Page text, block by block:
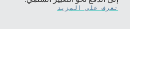
تعرف على المزيد